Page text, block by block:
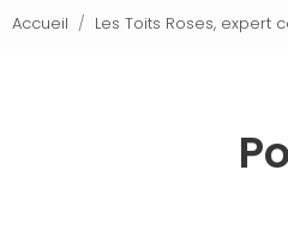
Accueil Les Toits Roses, expert